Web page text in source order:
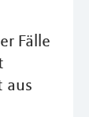
Fälle
aus